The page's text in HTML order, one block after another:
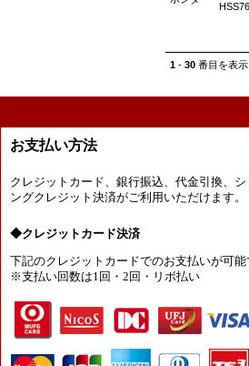
1 - 30 番目を表
お支払い方法
クレジットカード、銀行振込、代金引換、シ
ングクレジット決済がご利用いただけます。
◆クレジットカード決済
下記のクレジットカードでのお支払いが可能
※支払い回数は1回・2回・リボ払い